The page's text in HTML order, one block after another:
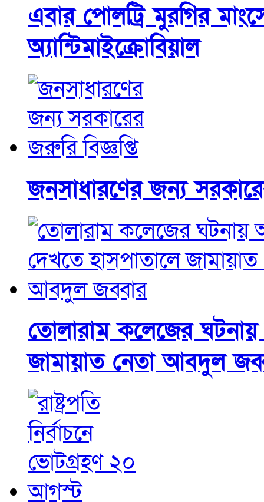
এবার পোলট্রি মুরগির
অ্যান্টিমাইক্রোবিয়াল
জনসাধারণের জন্য
তোলারাম কলেজের
জামায়াত নেতা আবদুল